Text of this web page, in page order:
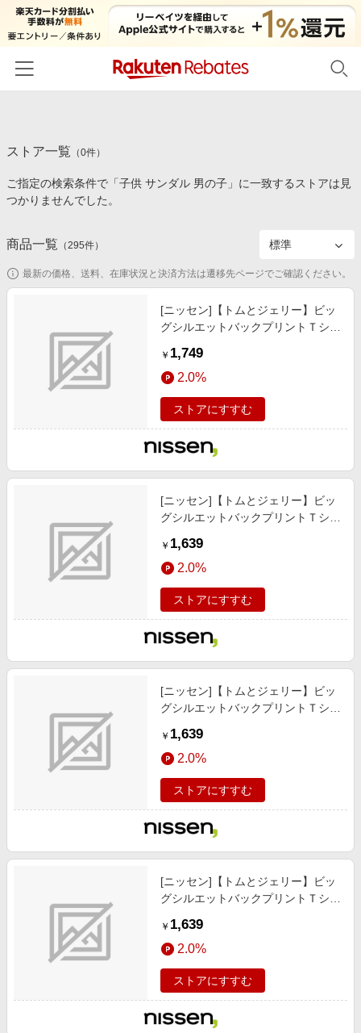
カテゴリー一覧
百貨店・総合ECモール
食品・スイーツ・お酒
コスメ・健康・医薬品
家電・PC・スマホ・カメラ
スポーツ・アウトドア・ゴルフ
旅行・レジャー・ホテル予約
金融・マネー・保険
デジタルコンテンツ
ビジネス・その他サービス
イベント一覧
初回購入者限定特典
対象ストア新規限定特典
楽天ペイ導入ストア
楽天サービス特集
わくわく夏特集
Samsung ボーナスキャンペーン
週末の高還元 夏の長期版
ストア一覧 （0件）
ご指定の検索条件で「子供 サンダル 男の子」に一致するストアは見
つかりませんでした。
商品一覧 （295件）
最新の価格、送料、在庫状況と決済方法は遷移先ページでご確認ください。
[ニッセン]【トムとジェリー】ビッ
グシルエットバックプリントＴシャ
品 / トップス/チュニック / Tシャツ/
カットソー/グリーン/トム)2
￥ 1,749
2.0%
ストアにすすむ
[ニッセン]【トムとジェリー】ビッ
グシルエットバックプリントＴシャ
品 / トップス/チュニック / Tシャツ/
カットソー/オフホワイト/ジェリー)
￥ 1,639
2.0%
ストアにすすむ
[ニッセン]【トムとジェリー】ビッ
グシルエットバックプリントＴシャ
品 / トップス/チュニック / Tシャツ/
カットソー/グリーン/トム)2
￥ 1,639
2.0%
ストアにすすむ
[ニッセン]【トムとジェリー】ビッ
グシルエットバックプリントＴシャ
品 / トップス/チュニック / Tシャツ/
カットソー/チャコール/トム)2
￥ 1,639
2.0%
ストアにすすむ